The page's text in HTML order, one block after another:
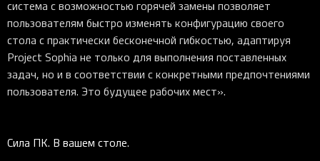
система с возможностью горячей замены позволяет
пользователям быстро изменять конфигурацию своего
стола с практически бесконечной гибкостью, адаптируя
Project Sophia не только для выполнения поставленных
задач, но и в соответствии с конкретными предпочтениями
пользователя. Это будущее рабочих мест».
Сила ПК. В вашем столе.